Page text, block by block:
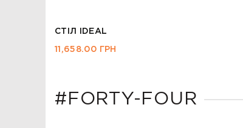
СТІЛ СПЕЙС КРУГЛИЙ ШПОН
20,055.00ГРН
#FORTY-FOUR